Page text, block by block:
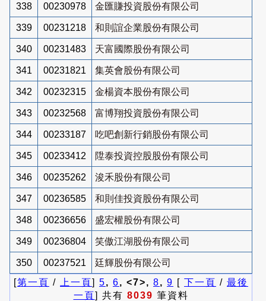
338 00230978 金匯賺投資股份有限公司
339 00231218 和則誼企業股份有限公司
340 00231483 天富國際股份有限公司
341 00231821 集英會股份有限公司
342 00232315 金楊資本股份有限公司
343 00232568 富博翔投資股份有限公司
344 00233187 吃吧創新行銷股份有限公司
345 00233412 陞泰投資控股股份有限公司
346 00235262 浚禾股份有限公司
347 00236585 和則佳投資股份有限公司
348 00236656 盛宏權股份有限公司
349 00236804 笑傲江湖股份有限公司
350 00237521
廷輝股份有限公司
[第一頁 / 上一頁] 5, 6, <7>, 8, 9 [ 下一頁 / 最後
一頁] 共有 8039 筆資料